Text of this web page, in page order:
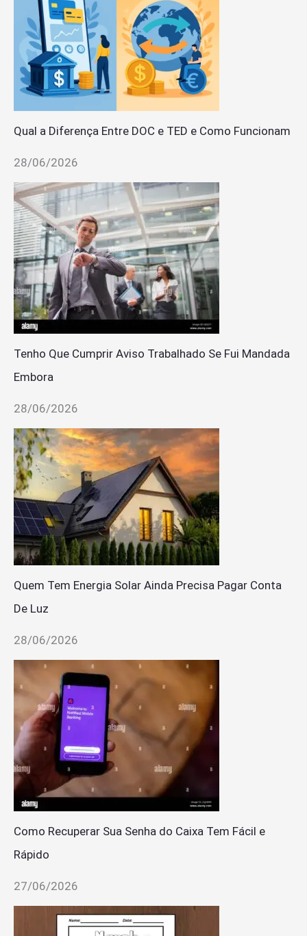
Qual a Diferença Entre DOC e TED e Como Funcionam
28/06/2026
Tenho Que Cumprir Aviso Trabalhado Se Fui Mandada
Embora
28/06/2026
Quem Tem Energia Solar Ainda Precisa Pagar Conta
De Luz
28/06/2026
Como Recuperar Sua Senha do Caixa Tem Fácil e
Rápido
27/06/2026